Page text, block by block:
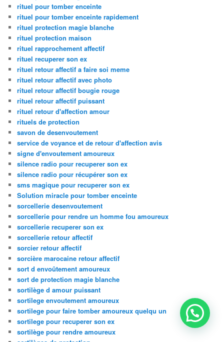
rituel pour tomber enceinte
rituel pour tomber enceinte rapidement
rituel protection magie blanche
rituel protection maison
rituel rapprochement affectif
rituel recuperer son ex
rituel retour affectif a faire soi meme
rituel retour affectif avec photo
rituel retour affectif bougie rouge
rituel retour affectif puissant
rituel retour d'affection amour
rituels de protection
savon de desenvoutement
service de voyance et de retour d'affection avis
signe d'envoutement amoureux
silence radio pour recuperer son ex
silence radio pour récupérer son ex
sms magique pour recuperer son ex
Solution miracle pour tomber enceinte
sorcellerie desenvoutement
sorcellerie pour rendre un homme fou amoureux
sorcellerie recuperer son ex
sorcellerie retour affectif
sorcier retour affectif
sorcière marocaine retour affectif
sort d envoûtement amoureux
sort de protection magie blanche
sortilège d amour puissant
sortilege envoutement amoureux
sortilege pour faire tomber amoureux quelqu un
sortilege pour recuperer son ex
sortilège pour rendre amoureux